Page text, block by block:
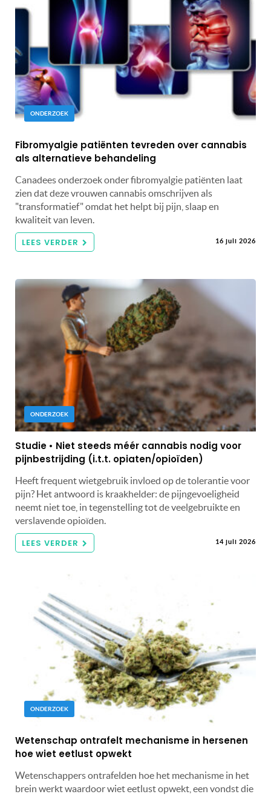
ONDERZOEK
Fibromyalgie patiënten tevreden over cannabis
als alternatieve behandeling
Canadees onderzoek onder fibromyalgie patiënten laat
zien dat deze vrouwen cannabis omschrijven als
"transformatief" omdat het helpt bij pijn, slaap en
kwaliteit van leven.
LEES VERDER 16 juli 2026
ONDERZOEK
Studie • Niet steeds méér cannabis nodig voor
pijnbestrijding (i.t.t. opiaten/opioïden)
Heeft frequent wietgebruik invloed op de tolerantie voor
pijn? Het antwoord is kraakhelder: de pijngevoeligheid
neemt niet toe, in tegenstelling tot de veelgebruikte en
verslavende opioïden.
LEES VERDER 14 juli 2026
ONDERZOEK
Wetenschap ontrafelt mechanisme in hersenen
hoe wiet eetlust opwekt
Wetenschappers ontrafelden hoe het mechanisme in het
brein werkt waardoor wiet eetlust opwekt, een vondst die